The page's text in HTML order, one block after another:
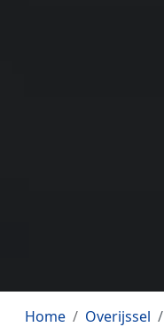
Home Overijssel